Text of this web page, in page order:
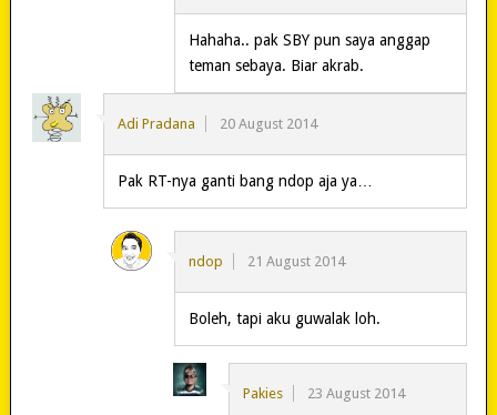
Hahaha.. pak SBY pun saya anggap
teman sebaya. Biar akrab.
Adi Pradana 20 August 2014
Pak RT-nya ganti bang ndop aja ya…
ndop 21 August 2014
Boleh, tapi aku guwalak loh.
Pakies 23 August 2014